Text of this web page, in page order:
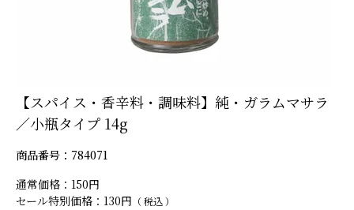
【スパイス・香辛料・調味料】純・ガラムマサラ
／小瓶タイプ 14g
商品番号
784071
通常価格
150
セール特別価格
130 税込